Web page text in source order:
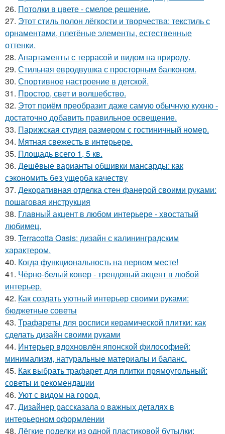
26. Потолки в цвете - смелое решение.
27. Этот стиль полон лёгкости и творчества: текстиль с
орнаментами, плетёные элементы, естественные
оттенки.
28. Апартаменты с террасой и видом на природу.
29. Стильная евродвушка с просторным балконом.
30. Спортивное настроение в детской.
31. Простор, свет и волшебство.
32. Этот приём преобразит даже самую обычную кухню -
достаточно добавить правильное освещение.
33. Парижская студия размером с гостиничный номер.
34. Мятная свежесть в интерьере.
35. Площадь всего 1, 5 кв.
36. Дешёвые варианты обшивки мансарды: как
сэкономить без ущерба качеству
37. Декоративная отделка стен фанерой своими руками:
пошаговая инструкция
38. Главный акцент в любом интерьере - хвостатый
любимец.
39. Terracotta Oasis: дизайн с калининградским
характером.
40. Когда функциональность на первом месте!
41. Чёрно-белый ковер - трендовый акцент в любой
интерьер.
42. Как создать уютный интерьер своими руками:
бюджетные советы
43. Трафареты для росписи керамической плитки: как
сделать дизайн своими руками
44. Интерьер вдохновлён японской философией:
минимализм, натуральные материалы и баланс.
45. Как выбрать трафарет для плитки прямоугольный:
советы и рекомендации
46. Уют с видом на город.
47. Дизайнер рассказала о важных деталях в
интерьерном оформлении
48. Лёгкие поделки из одной пластиковой бутылки: